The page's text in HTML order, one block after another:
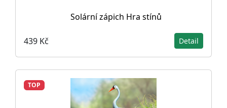
Solární zápich Hra stínů
439 Kč Detail
TOP